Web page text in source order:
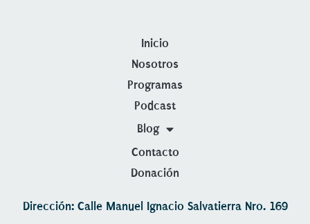
Inicio
Nosotros
Programas
Podcast
Blog
Contacto
Donación
Dirección: Calle Manuel Ignacio Salvatierra Nro. 169